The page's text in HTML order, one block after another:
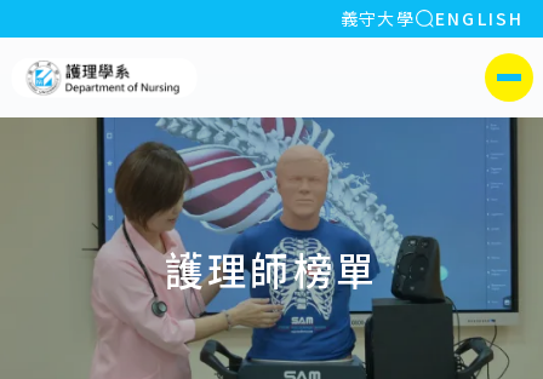
:::
義守大學 全站搜索
ENGLISH
側選單
護理師榜單